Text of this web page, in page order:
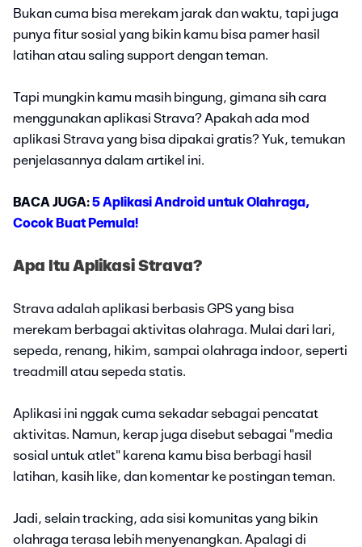
Bukan cuma bisa merekam jarak dan waktu, tapi juga
punya fitur sosial yang bikin kamu bisa pamer hasil
latihan atau saling support dengan teman.
Tapi mungkin kamu masih bingung, gimana sih cara
menggunakan aplikasi Strava? Apakah ada mod
aplikasi Strava yang bisa dipakai gratis? Yuk, temukan
penjelasannya dalam artikel ini.
BACA JUGA:5 Aplikasi Android untuk Olahraga,
Cocok Buat Pemula!
Apa Itu Aplikasi Strava?
Strava adalah aplikasi berbasis GPS yang bisa
merekam berbagai aktivitas olahraga. Mulai dari lari,
sepeda, renang, hikim, sampai olahraga indoor, seperti
treadmill atau sepeda statis.
Aplikasi ini nggak cuma sekadar sebagai pencatat
aktivitas. Namun, kerap juga disebut sebagai "media
sosial untuk atlet" karena kamu bisa berbagi hasil
latihan, kasih like, dan komentar ke postingan teman.
Jadi, selain tracking, ada sisi komunitas yang bikin
olahraga terasa lebih menyenangkan. Apalagi di